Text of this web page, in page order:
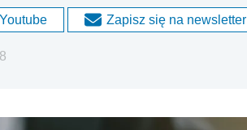
Zapisz się na newsletter